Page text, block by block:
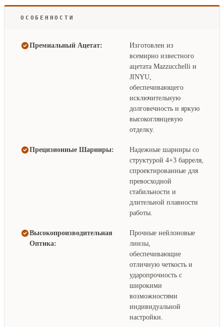
ОСОБЕННОСТИ
Премиальный Ацетат:
Изготовлен из
всемирно известного
ацетата Mazzucchelli и
JINYU,
обеспечивающего
исключительную
долговечность и яркую
высокоглянцевую
отделку.
Прецизионные Шарниры:
Надежные шарниры со
структурой 4+3 барреля,
спроектированные для
превосходной
стабильности и
длительной плавности
работы.
Высокопроизводительная
Оптика:
Прочные нейлоновые
линзы,
обеспечивающие
отличную четкость и
ударопрочность с
широкими
возможностями
индивидуальной
настройки.